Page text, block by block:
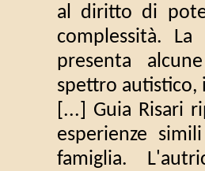
al diritto di
complessità.
presenta
spettro autistico,
[...] Guia Risari
esperienze
famiglia.